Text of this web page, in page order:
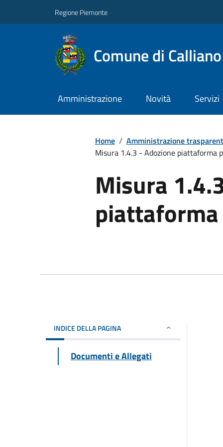
Regione Piemonte
Comune di
Amministrazione Novità Servizi
Home / Amministrazione
Misura 1.4.3 - Adozione piattaforma
Misura
piattaforma
INDICE DELLA PAGINA
Documenti e Allegati